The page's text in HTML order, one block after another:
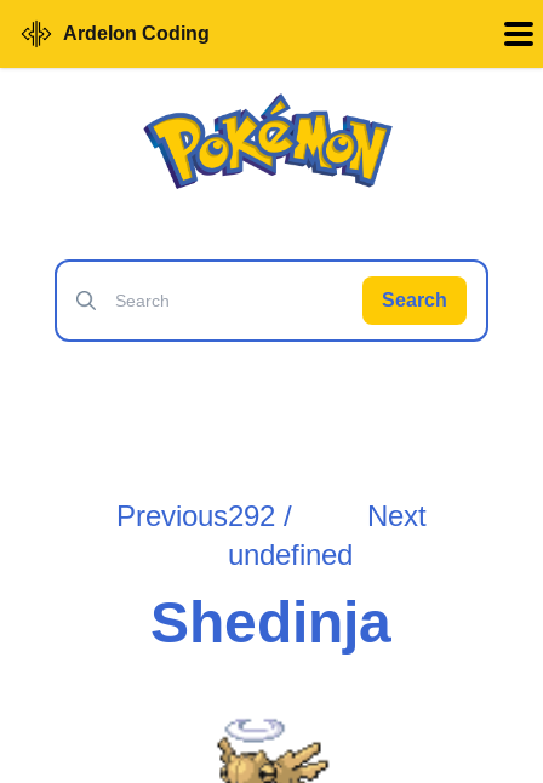
Ardelon Coding
Search
Previous292 /
undefined
Next
Shedinja